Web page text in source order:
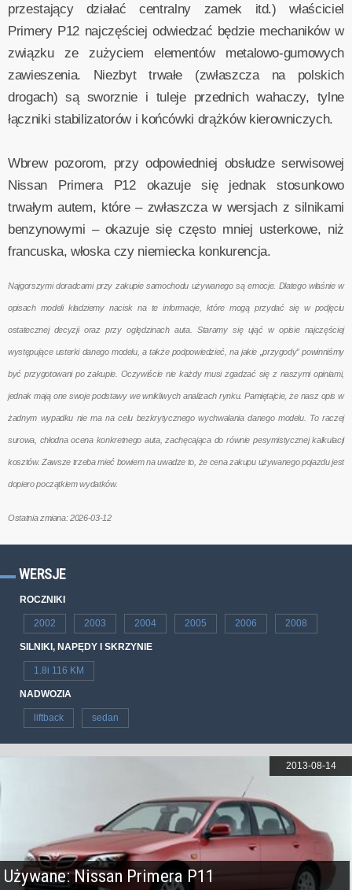
przestający działać centralny zamek itd.) właściciel
Primery P12 najczęściej odwiedzać będzie mechaników w
związku ze zużyciem elementów metalowo-gumowych
zawieszenia. Niezbyt trwałe (zwłaszcza na polskich
drogach) są sworznie i tuleje przednich wahaczy, tylne
łączniki stabilizatorów i końcówki drążków kierowniczych.
Wbrew pozorom, przy odpowiedniej obsłudze serwisowej
Nissan Primera P12 okazuje się jednak stosunkowo
trwałym autem, które – zwłaszcza w wersjach z silnikami
benzynowymi – okazuje się często mniej usterkowe, niż
francuska, włoska czy niemiecka konkurencja.
Najgorszymi doradcami przy zakupie samochodu używanego są emocje. Dlatego właśnie w
opisach modeli kładziemy nacisk na te informacje, które mogą przydać się w podjęciu
ostatecznej decyzji oraz przy oględzinach auta. Staramy się ująć w opisie najczęściej
występujące usterki danego modelu, a także podpowiedzieć, na jakie „przygody” powinniśmy
być przygotowani po zakupie. Oczywiście nie każdy musi zgadzać się z naszymi opiniami,
jednak mają one swoje podstawy we wnikliwych analizach rynku. Pamiętajcie, że nasz opis w
żadnym wypadku nie ma na celu bezkrytycznego wychwalania danego modelu. To raczej
surowa, chłodna ocena konkretnego auta, zachęcająca do równie pesymistycznej kalkulacji
kosztów. Zawsze trzeba mieć bowiem na uwadze to, że cena zakupu używanego pojazdu jest
dopiero początkiem wydatków.
Ostatnia zmiana: 2026-03-12
WERSJE
ROCZNIKI
2002 2003 2004 2005 2006 2008
SILNIKI, NAPĘDY I SKRZYNIE
1.8i 116 KM
NADWOZIA
liftback sedan
Używane: Nissan Primera P11
2013-08-14